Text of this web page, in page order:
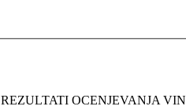
REZULTATI OCENJEVANJA